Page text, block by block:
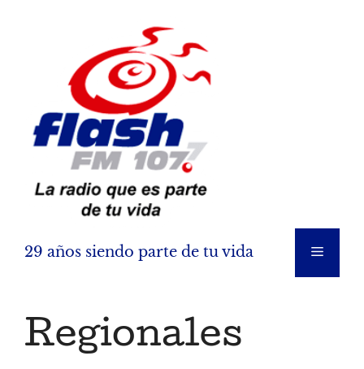
29 años siendo parte de tu vida Menú
Regionales